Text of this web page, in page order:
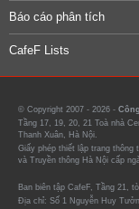
Báo cáo phân tích
CafeF Lists
© Copyright 2007 - 2026 -
Tầng 17, 19, 20, 21 Toà nhà
Thanh Xuân, Hà Nội.
Giấy phép thiết lập trang
và Truyền thông Hà Nội cấp
Ban biên tập CafeF, Tầng 21,
Địa chỉ: Số 1 Nguyễn Huy